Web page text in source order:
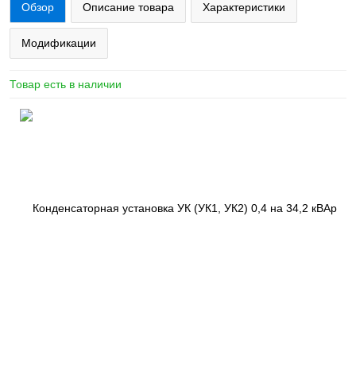
Обзор Описание товара Характеристики
Модификации
Товар есть в наличии